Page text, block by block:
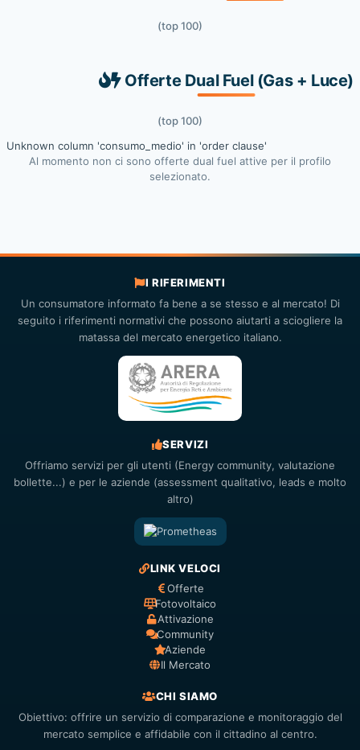
(top 100)
Offerte Dual Fuel (Gas + Luce)
(top 100)
Unknown column 'consumo_medio' in 'order clause'
Al momento non ci sono offerte dual fuel attive per il profilo
selezionato.
I RIFERIMENTI
Un consumatore informato fa bene a se stesso e al mercato! Di
seguito i riferimenti normativi che possono aiutarti a sciogliere la
matassa del mercato energetico italiano.
SERVIZI
Offriamo servizi per gli utenti (Energy community, valutazione
bollette...) e per le aziende (assessment qualitativo, leads e molto
altro)
LINK VELOCI
Offerte
Fotovoltaico
Attivazione
Community
Aziende
Il Mercato
CHI SIAMO
Obiettivo: offrire un servizio di comparazione e monitoraggio del
mercato semplice e affidabile con il cittadino al centro.